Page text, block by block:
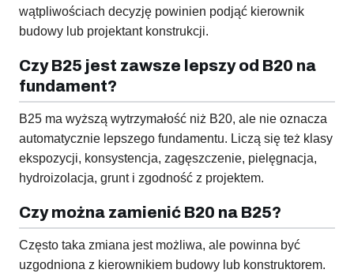
wątpliwościach decyzję powinien podjąć kierownik
budowy lub projektant konstrukcji.
Czy B25 jest zawsze lepszy od B20 na
fundament?
B25 ma wyższą wytrzymałość niż B20, ale nie oznacza
automatycznie lepszego fundamentu. Liczą się też klasy
ekspozycji, konsystencja, zagęszczenie, pielęgnacja,
hydroizolacja, grunt i zgodność z projektem.
Czy można zamienić B20 na B25?
Często taka zmiana jest możliwa, ale powinna być
uzgodniona z kierownikiem budowy lub konstruktorem.